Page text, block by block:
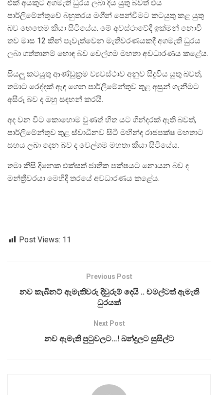
එක් අයකුට අගමැති ධුරය ලබා දිය යුතු බවත් එය
පාර්ලිමේන්තුවේ බහුතරය මගීන් පෙන්වීමට කටයුතු කළ යුතු
බව හෙතෙම කියා සිටියේය. මේ අවස්ථාවේදී ඉක්මන් නොවී
තව මාස 12 කින් පැවැත්වෙන මැතිවරණයකදී අගමැති ධුරය
ලබා ගත්තානම් හොඳ බව වෙල්ගම මහතා අවධාරණය කළේය.
සියලු කටයුතු ආණ්ඩුක්‍රම ව්‍යවස්ථාව අනුව සිදුවිය යුතු බවත්,
තමාට රෙද්දක් ඇඳ ගෙන පාර්ලිමේන්තුව තුළ අසුන් ගැනීමට
අසීරු බව ද ඔහු සඳහන් කරයි.
අද වන විට කොහොම වුණත් හිත යට ගින්දරක් ඇති බවත්,
පාර්ලිමේන්තුව තුළ ස්වාධීනව සිටි මහින්ද රාජපක්ෂ මහතාට
සහය ලබා දෙන බව ද වෙල්ගම මහතා කියා සිටියේය.
තමා කිසි දිනෙක එක්සත් ජාතික පක්ෂයට නොයන බව ද
මන්ත්‍රීවරයා මෙහිදී තරයේ අවධාරණය කළේය.
Post Views: 11
Previous Post
නව කැබිනට් ඇමැතිවරු දිවුරුම් දෙයි .. චමල්ටත් ඇමැති
ධුරයක්
Next Post
නව ඇමැති පුටුවලට…! බන්දුලට සුසිල්ට